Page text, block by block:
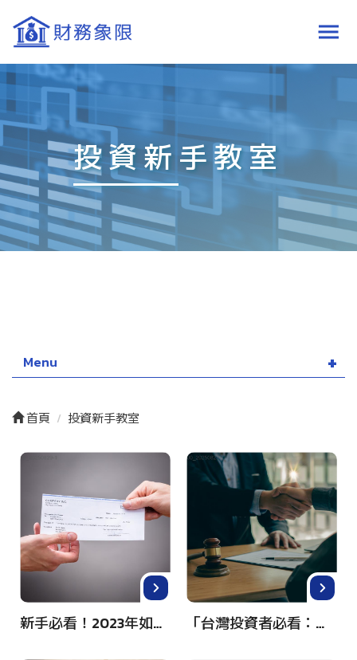
投資新手教室
Menu
首頁 投資新手教室
新手必看！2023年如何投資金融證券市場，實用策略大公開 「台灣投資者必看：輕鬆入門美國股市投資完全指南！」